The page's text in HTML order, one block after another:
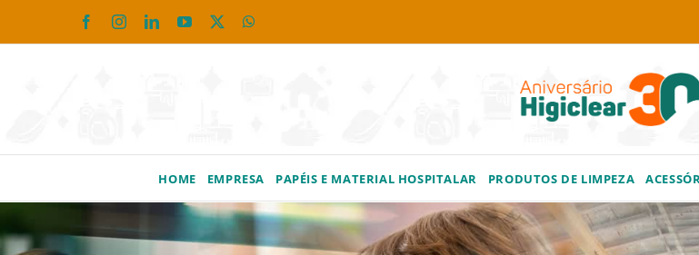
o
FacebookInstagramLinkedInYouTube
HOME EMPRESA PAPÉIS E MATERIAL HOSPITALAR PRODUTOS DE LIMPEZA